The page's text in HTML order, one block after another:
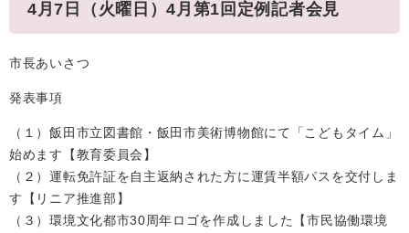
4月7日（火曜日）4月第1回定例記者会見
市長あいさつ
発表事項
（１）飯田市立図書館・飯田市美術博物館にて「こどもタイム」
始めます【教育委員会】
（２）運転免許証を自主返納された方に運賃半額パスを交付しま
す【リニア推進部】
（３）環境文化都市30周年ロゴを作成しました【市民協働環境